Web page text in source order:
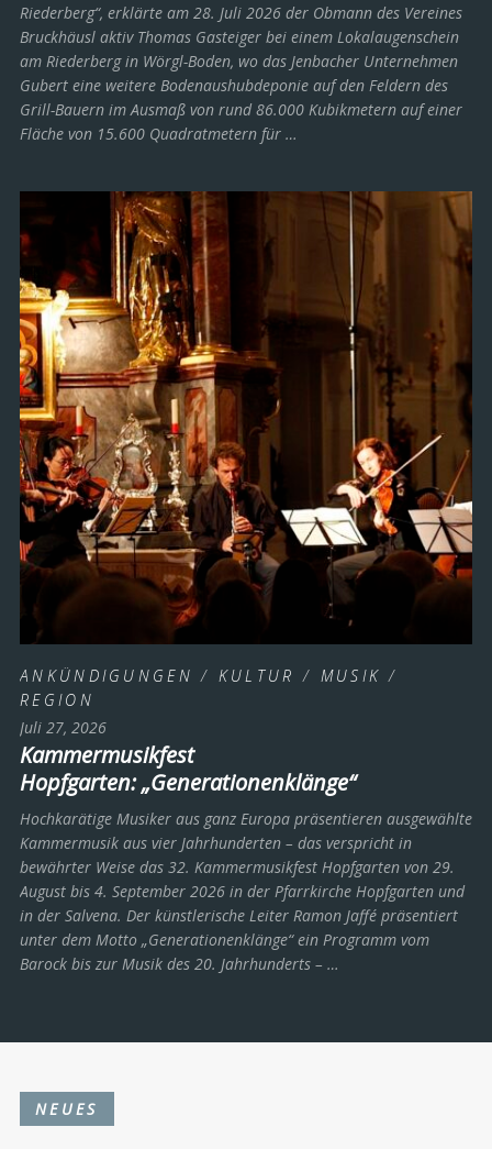
Riederberg“, erklärte am 28. Juli 2026 der Obmann des Vereines
Bruckhäusl aktiv Thomas Gasteiger bei einem Lokalaugenschein
am Riederberg in Wörgl-Boden, wo das Jenbacher Unternehmen
Gubert eine weitere Bodenaushubdeponie auf den Feldern des
Grill-Bauern im Ausmaß von rund 86.000 Kubikmetern auf einer
Fläche von 15.600 Quadratmetern für …
ANKÜNDIGUNGEN / KULTUR / MUSIK /
REGION
Juli 27, 2026
Kammermusikfest
Hopfgarten: „Generationenklänge“
Hochkarätige Musiker aus ganz Europa präsentieren ausgewählte
Kammermusik aus vier Jahrhunderten – das verspricht in
bewährter Weise das 32. Kammermusikfest Hopfgarten von 29.
August bis 4. September 2026 in der Pfarrkirche Hopfgarten und
in der Salvena. Der künstlerische Leiter Ramon Jaffé präsentiert
unter dem Motto „Generationenklänge“ ein Programm vom
Barock bis zur Musik des 20. Jahrhunderts ­– …
NEUES